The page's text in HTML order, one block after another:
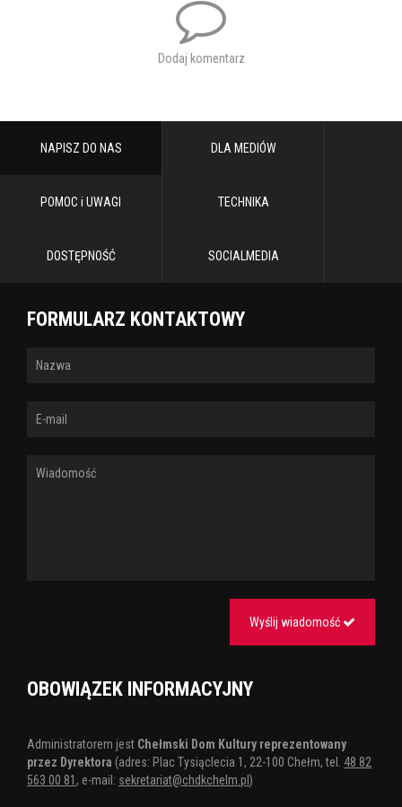
Dodaj komentarz
NAPISZ DO NAS DLA MEDIÓW
POMOC i UWAGI TECHNIKA
DOSTĘPNOŚĆ SOCIALMEDIA
FORMULARZ KONTAKTOWY
Wyślij wiadomość
OBOWIĄZEK INFORMACYJNY
Administratorem jest Chełmski Dom Kultury reprezentowany
przez Dyrektora (adres: Plac Tysiąclecia 1, 22-100 Chełm, tel. 48 82
563 00 81 , e-mail: sekretariat@chdkchelm.pl )